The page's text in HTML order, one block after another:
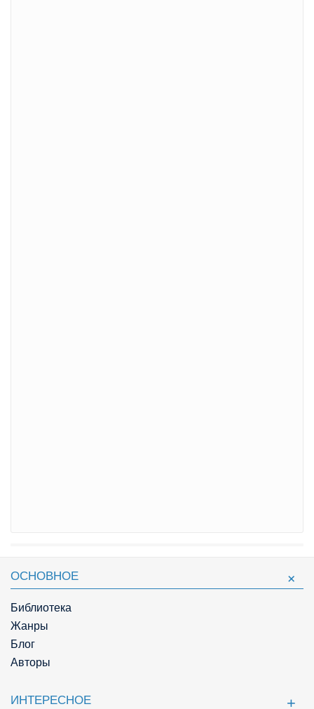
ОСНОВНОЕ
Библиотека
Жанры
Блог
Авторы
ИНТЕРЕСНОЕ